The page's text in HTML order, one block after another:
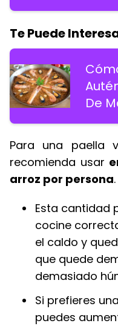
Te Puede
De
Para una paella
recomienda usar
arroz por persona.
Esta cantidad
cocine
el caldo y
que quede
demasiado
Si prefieres
puedes